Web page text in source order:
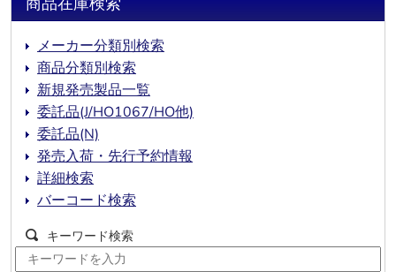
メーカー分類別検索
商品分類別検索
新規発売製品一覧
委託品(J/HO1067/HO他)
委託品(N)
発売入荷・先行予約情報
詳細検索
バーコード検索
キーワード検索